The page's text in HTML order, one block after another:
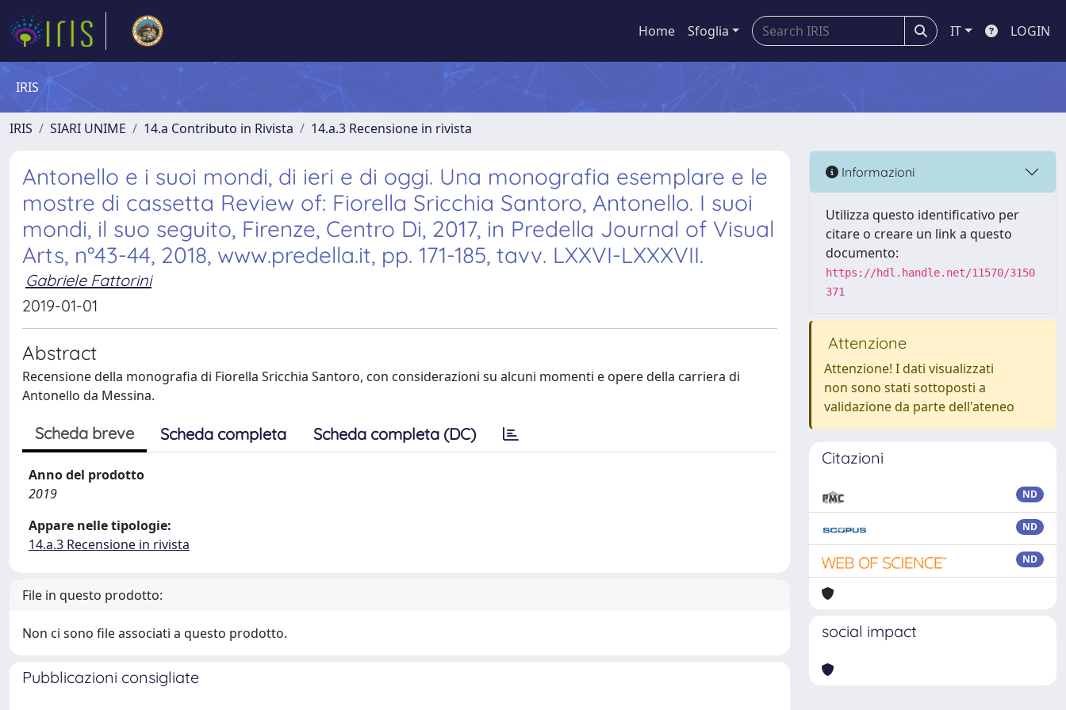
Home Sfoglia IT LOGIN
IRIS
IRIS SIARI UNIME 14.a Contributo in Rivista 14.a.3 Recensione in rivista
Antonello e i suoi mondi, di ieri e di oggi. Una monografia esemplare e le
mostre di cassetta Review of: Fiorella Sricchia Santoro, Antonello. I suoi
mondi, il suo seguito, Firenze, Centro Di, 2017, in Predella Journal of Visual
Arts, n°43-44, 2018, www.predella.it, pp. 171-185, tavv. LXXVI-LXXXVII.
Gabriele Fattorini
2019-01-01
Abstract
Recensione della monografia di Fiorella Sricchia Santoro, con considerazioni su alcuni momenti e opere della carriera di
Antonello da Messina.
Scheda breve Scheda completa Scheda completa (DC)
Anno del prodotto
2019
Appare nelle tipologie:
14.a.3 Recensione in rivista
File in questo prodotto:
Non ci sono file associati a questo prodotto.
Pubblicazioni consigliate
Informazioni
Utilizza questo identificativo per
citare o creare un link a questo
documento:
https://hdl.handle.net/11570/3150
371
Attenzione
Attenzione! I dati visualizzati
non sono stati sottoposti a
validazione da parte dell'ateneo
Citazioni
ND
ND
ND
social impact